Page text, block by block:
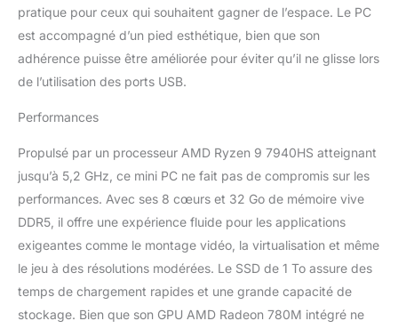
L'UM790 Pro utilise une
mémoire SODIMM DDR5
5600 double canal et
prend en charge jusqu'à
32 Go*2. Deux SSD M.2
fonctionnent via une
nouvelle carte graphique.
Interface BIOS avec
paramètres intuitifs et
clairs pour une utilisation
facile. 【COLD WAVE
2.0】 L'UM790 Pro utilise
un système de
refroidissement innovant
pratique pour ceux qui souhaitent gagner de l’espace. Le PC
est accompagné d’un pied esthétique, bien que son
adhérence puisse être améliorée pour éviter qu’il ne glisse lors
de l’utilisation des ports USB.
Performances
Propulsé par un processeur AMD Ryzen 9 7940HS atteignant
jusqu’à 5,2 GHz, ce mini PC ne fait pas de compromis sur les
performances. Avec ses 8 cœurs et 32 Go de mémoire vive
DDR5, il offre une expérience fluide pour les applications
exigeantes comme le montage vidéo, la virtualisation et même
le jeu à des résolutions modérées. Le SSD de 1 To assure des
temps de chargement rapides et une grande capacité de
stockage. Bien que son GPU AMD Radeon 780M intégré ne